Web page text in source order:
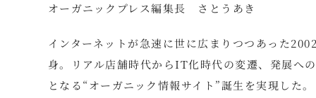
オーガニックプレス編集長 さとうあき
インターネットが急速に世に広まりつつあった
身。リアル店舗時代からIT化時代の変遷、発展へ
となる“オーガニック情報サイト”誕生を実現した